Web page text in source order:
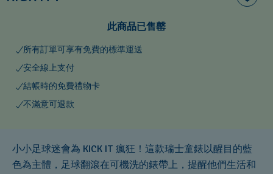
此商品已售罄
所有訂單可享有免費的標準運送
安全線上支付
結帳時的免費禮物卡
不滿意可退款
小小足球迷會為 KICK IT 瘋狂！這款瑞士童錶以醒目的藍
色為主體，足球翻滾在可機洗的錶帶上，提醒他們生活和